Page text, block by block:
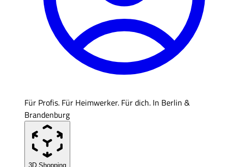
Für Profis. Für Heimwerker. Für dich. In Berlin &
Brandenburg
3D Shopping